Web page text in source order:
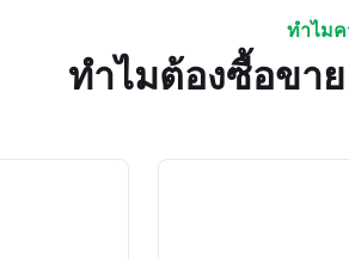
ทำไมค
ทำไมต้องซื้อขา